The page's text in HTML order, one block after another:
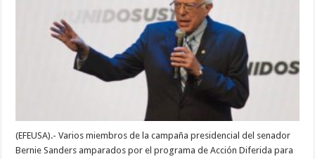
(EFEUSA).- Varios miembros de la campaña presidencial del senador
Bernie Sanders amparados por el programa de Acción Diferida para